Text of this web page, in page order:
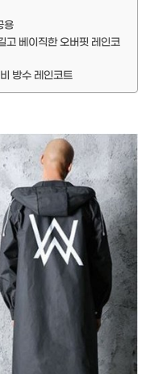
용
베이직한 오버핏 레인코
방수 레인코트